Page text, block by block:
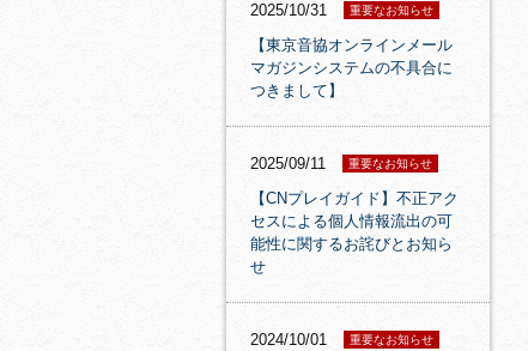
2025/10/31 重要なお知らせ
【東京音協オンラインメール
マガジンシステムの不具合に
つきまして】
2025/09/11 重要なお知らせ
【CNプレイガイド】不正アク
セスによる個人情報流出の可
能性に関するお詫びとお知ら
せ
2024/10/01 重要なお知らせ